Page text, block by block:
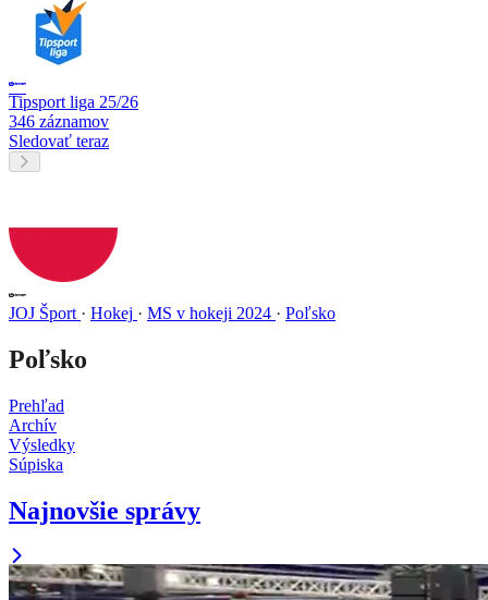
Tipsport liga 25/26
346 záznamov
Sledovať teraz
JOJ Šport · Hokej · MS v hokeji 2024 · Poľsko
Poľsko
Prehľad
Archív
Výsledky
Súpiska
Najnovšie správy